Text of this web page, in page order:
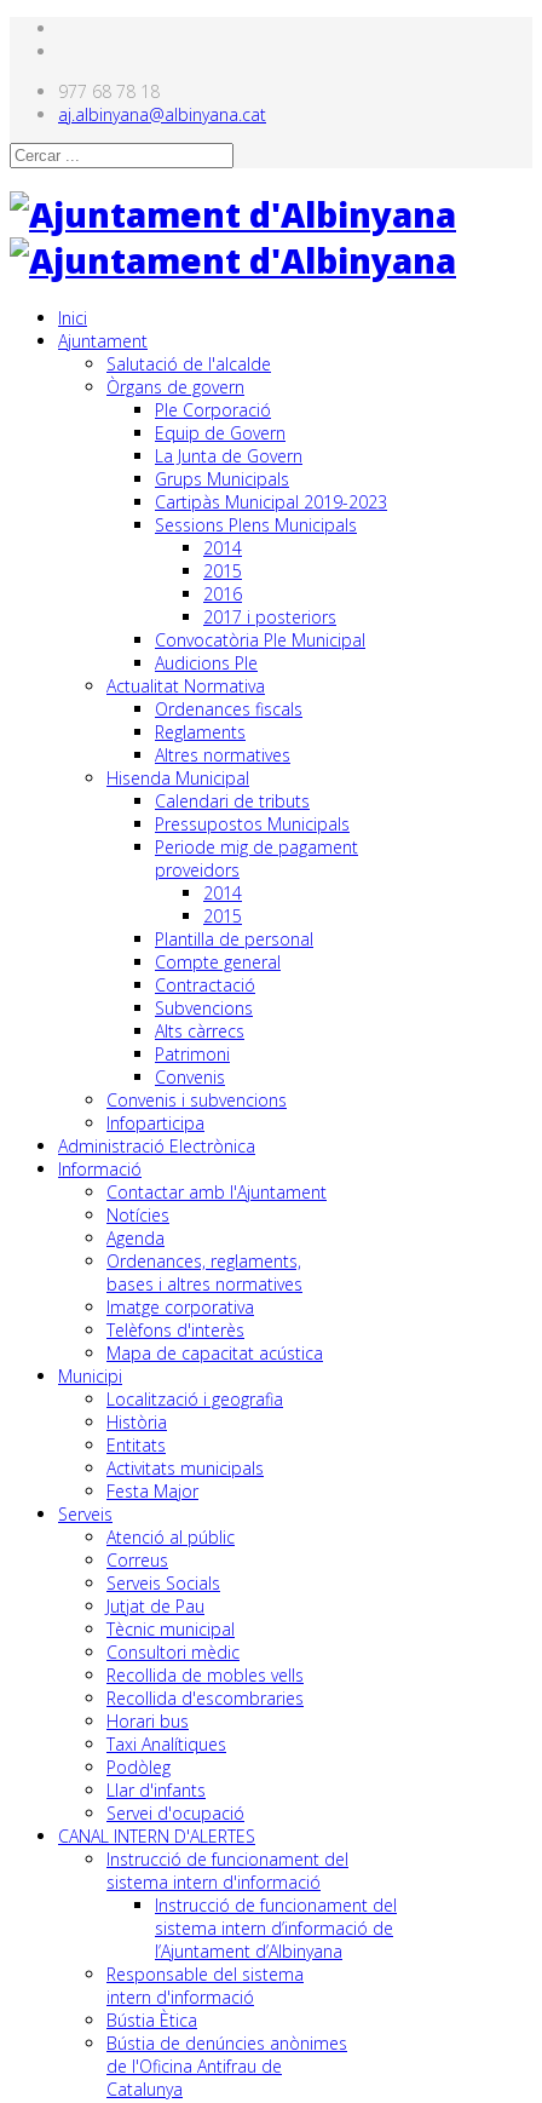
977 68 78 18
aj.albinyana@albinyana.cat
Inici
Ajuntament
Salutació de l'alcalde
Òrgans de govern
Ple Corporació
Equip de Govern
La Junta de Govern
Grups Municipals
Cartipàs Municipal 2019-2023
Sessions Plens Municipals
2014
2015
2016
2017 i posteriors
Convocatòria Ple Municipal
Audicions Ple
Actualitat Normativa
Ordenances fiscals
Reglaments
Altres normatives
Hisenda Municipal
Calendari de tributs
Pressupostos Municipals
Periode mig de pagament
proveidors
2014
2015
Plantilla de personal
Compte general
Contractació
Subvencions
Alts càrrecs
Patrimoni
Convenis
Convenis i subvencions
Infoparticipa
Administració Electrònica
Informació
Contactar amb l'Ajuntament
Notícies
Agenda
Ordenances, reglaments,
bases i altres normatives
Imatge corporativa
Telèfons d'interès
Mapa de capacitat acústica
Municipi
Localització i geografia
Història
Entitats
Activitats municipals
Festa Major
Serveis
Atenció al públic
Correus
Serveis Socials
Jutjat de Pau
Tècnic municipal
Consultori mèdic
Recollida de mobles vells
Recollida d'escombraries
Horari bus
Taxi Analítiques
Podòleg
Llar d'infants
Servei d'ocupació
CANAL INTERN D'ALERTES
Instrucció de funcionament del
sistema intern d'informació
Instrucció de funcionament del
sistema intern d’informació de
l’Ajuntament d’Albinyana
Responsable del sistema
intern d'informació
Bústia Ètica
Bústia de denúncies anònimes
de l'Oficina Antifrau de
Catalunya